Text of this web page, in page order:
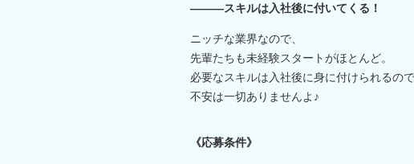
―――スキルは入社後に付いてくる！
ニッチな業界なので、
先輩たちも未経験スタートがほとんど。
必要なスキルは入社後に身に付けられるので
不安は一切ありませんよ♪
《応募条件》